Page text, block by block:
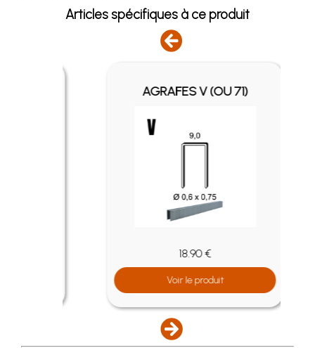
Articles spécifiques à ce produit
AGRAFES V (OU 71)
18.90 €
Voir le produit